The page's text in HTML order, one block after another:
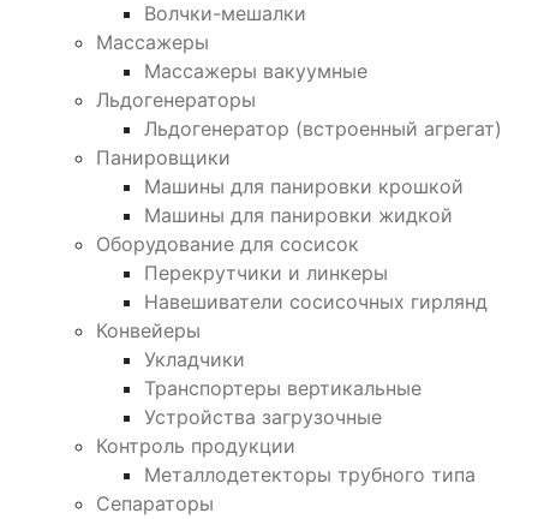
Волчки-мешалки
Массажеры
Массажеры вакуумные
Льдогенераторы
Льдогенератор (встроенный агрегат)
Панировщики
Машины для панировки крошкой
Машины для панировки жидкой
Оборудование для сосисок
Перекрутчики и линкеры
Навешиватели сосисочных гирлянд
Конвейеры
Укладчики
Транспортеры вертикальные
Устройства загрузочные
Контроль продукции
Металлодетекторы трубного типа
Сепараторы